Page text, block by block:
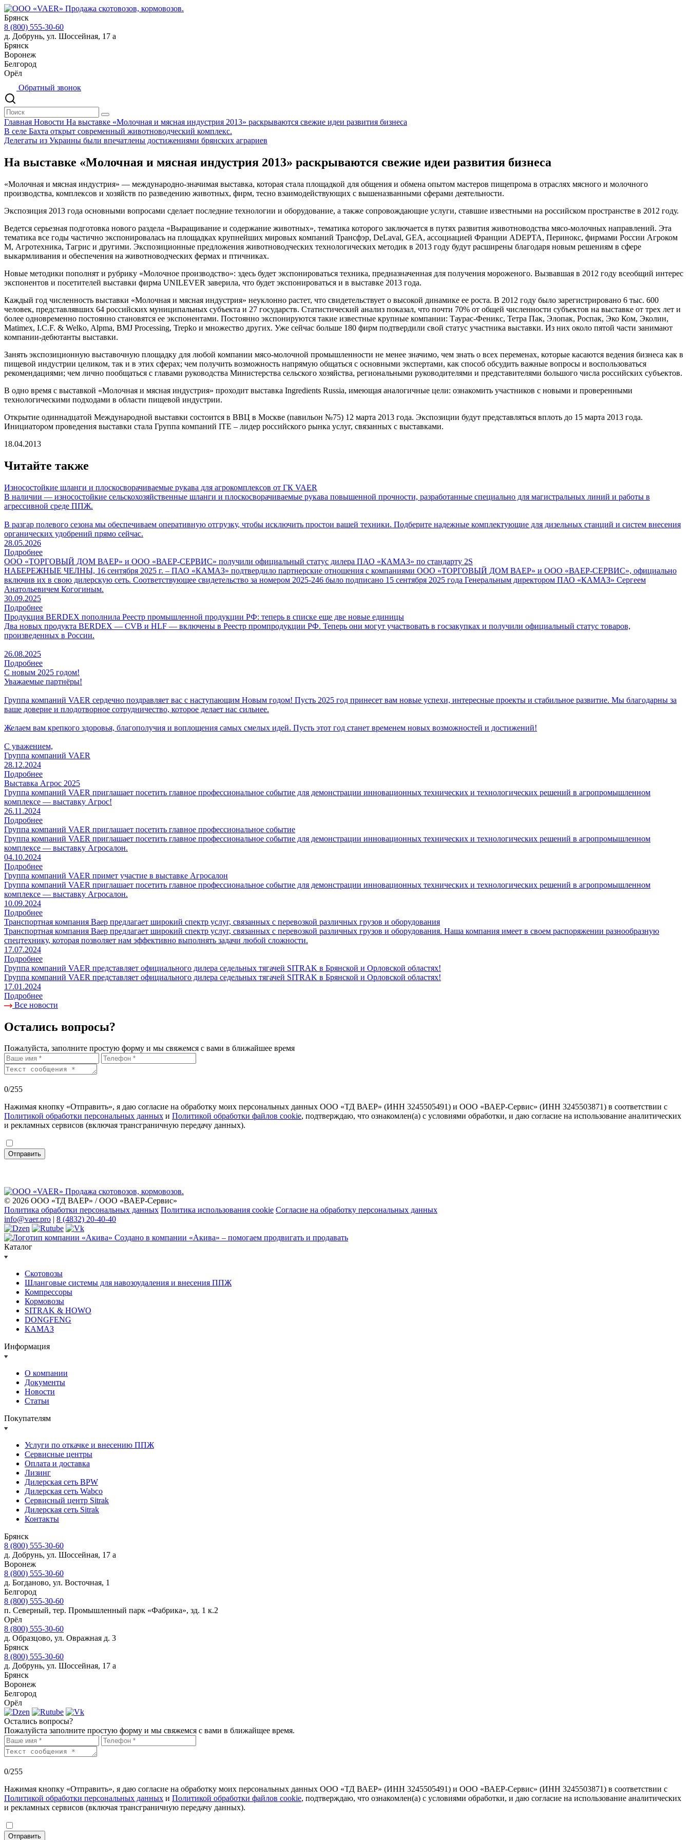
Брянск
8 (800) 555-30-60
д. Добрунь, ул. Шоссейная, 17 а
Брянск
Воронеж
Белгород
Орёл
Обратный звонок
Главная Новости На выставке «Молочная и мясная индустрия 2013» раскрываются свежие идеи развития бизнеса
В селе Бахта открыт современный животноводческий комплекс.
Делегаты из Украины были впечатлены достижениями брянских аграриев
На выставке «Молочная и мясная индустрия 2013» раскрываются свежие идеи развития бизнеса
«Молочная и мясная индустрия» — международно-значимая выставка, которая стала площадкой для общения и обмена опытом мастеров пищепрома в отраслях мясного и молочного
производства, комплексов и хозяйств по разведению животных, фирм, тесно взаимодействующих с вышеназванными сферами деятельности.
Экспозиция 2013 года основными вопросами сделает последние технологии и оборудование, а также сопровождающие услуги, ставшие известными на российском пространстве в 2012 году.
Ведется серьезная подготовка нового раздела «Выращивание и содержание животных», тематика которого заключается в путях развития животноводства мясо-молочных направлений. Эта
тематика все годы частично экспонировалась на площадках крупнейших мировых компаний Трансфэр, DeLaval, GEA, ассоциацией Франции ADEPTA, Перинокс, фирмами России Агроком
М, Агротехника, Тагрис и другими. Экспозиционные предложения животноводческих технологических методик в 2013 году будут расширены благодаря новым решениям в сфере
выкармливания и обеспечения на животноводческих фермах и птичниках.
Новые методики пополнят и рубрику «Молочное производство»: здесь будет экспонироваться техника, предназначенная для получения мороженого. Вызвавшая в 2012 году всеобщий интерес
экспонентов и посетителей выставки фирма UNILEVER заверила, что будет экспонироваться и в выставке 2013 года.
Каждый год численность выставки «Молочная и мясная индустрия» неуклонно растет, что свидетельствует о высокой динамике ее роста. В 2012 году было зарегистрировано 6 тыс. 600
человек, представлявших 64 российских муниципальных субъекта и 27 государств. Статистический анализ показал, что почти 70% от общей численности субъектов на выставке от трех лет и
более одновременно постоянно становятся ее экспонентами. Постоянно экспонируются такие известные крупные компании: Таурас-Феникс, Тетра Пак, Элопак, Роспак, Эко Ком, Эколин,
Matimex, I.C.F. & Welko, Alpma, BMJ Processing, Trepko и множество других. Уже сейчас больше 180 фирм подтвердили свой статус участника выставки. Из них около пятой части занимают
компании-дебютанты выставки.
Занять экспозиционную выставочную площадку для любой компании мясо-молочной промышленности не менее значимо, чем знать о всех переменах, которые касаются ведения бизнеса как в
пищевой индустрии целиком, так и в этих сферах; чем получить возможность напрямую общаться с основными экспертами, как способ обсудить важные вопросы и воспользоваться
рекомендациями; чем лично пообщаться с главами руководства Министерства сельского хозяйства, региональными руководителями и представителями большого числа российских субъектов.
В одно время с выставкой «Молочная и мясная индустрия» проходит выставка Ingredients Russia, имеющая аналогичные цели: ознакомить участников с новыми и проверенными
технологическими подходами в области пищевой индустрии.
Открытие одиннадцатой Международной выставки состоится в ВВЦ в Москве (павильон №75) 12 марта 2013 года. Экспозиции будут представляться вплоть до 15 марта 2013 года.
Инициатором проведения выставки стала Группа компаний ITE – лидер российского рынка услуг, связанных с выставками.
18.04.2013
Читайте также
Износостойкие шланги и плоскосворачиваемые рукава для агрокомплексов от ГК VAER
В наличии — износостойкие сельскохозяйственные шланги и плоскосворачиваемые рукава повышенной прочности, разработанные специально для магистральных линий и работы в
агрессивной среде ППЖ.
В разгар полевого сезона мы обеспечиваем оперативную отгрузку, чтобы исключить простои вашей техники. Подберите надежные комплектующие для дизельных станций и систем внесения
органических удобрений прямо сейчас.
28.05.2026
Подробнее
ООО «ТОРГОВЫЙ ДОМ ВАЕР» и ООО «ВАЕР-СЕРВИС» получили официальный статус дилера ПАО «КАМАЗ» по стандарту 2S
НАБЕРЕЖНЫЕ ЧЕЛНЫ, 16 сентября 2025 г. – ПАО «КАМАЗ» подтвердило партнерские отношения с компаниями ООО «ТОРГОВЫЙ ДОМ ВАЕР» и ООО «ВАЕР-СЕРВИС», официально
включив их в свою дилерскую сеть. Соответствующее свидетельство за номером 2025-246 было подписано 15 сентября 2025 года Генеральным директором ПАО «КАМАЗ» Сергеем
Анатольевичем Когогиным.
30.09.2025
Подробнее
Продукция BERDEX пополнила Реестр промышленной продукции РФ: теперь в списке еще две новые единицы
Два новых продукта BERDEX — CVB и HLF — включены в Реестр промпродукции РФ. Теперь они могут участвовать в госзакупках и получили официальный статус товаров,
произведенных в России.
26.08.2025
Подробнее
С новым 2025 годом!
Уважаемые партнёры!
Группа компаний VAER сердечно поздравляет вас с наступающим Новым годом! Пусть 2025 год принесет вам новые успехи, интересные проекты и стабильное развитие. Мы благодарны за
ваше доверие и плодотворное сотрудничество, которое делает нас сильнее.
Желаем вам крепкого здоровья, благополучия и воплощения самых смелых идей. Пусть этот год станет временем новых возможностей и достижений!
С уважением,
Группа компаний VAER
28.12.2024
Подробнее
Выставка Агрос 2025
Группа компаний VAER приглашает посетить главное профессиональное событие для демонстрации инновационных технических и технологических решений в агропромышленном
комплексе — выставку Агрос!
26.11.2024
Подробнее
Группа компаний VAER приглашает посетить главное профессиональное событие
Группа компаний VAER приглашает посетить главное профессиональное событие для демонстрации инновационных технических и технологических решений в агропромышленном
комплексе — выставку Агросалон.
04.10.2024
Подробнее
Группа компаний VAER примет участие в выставке Агросалон
Группа компаний VAER приглашает посетить главное профессиональное событие для демонстрации инновационных технических и технологических решений в агропромышленном
комплексе — выставку Агросалон.
10.09.2024
Подробнее
Транспортная компания Ваер предлагает широкий спектр услуг, связанных с перевозкой различных грузов и оборудования
Транспортная компания Ваер предлагает широкий спектр услуг, связанных с перевозкой различных грузов и оборудования. Наша компания имеет в своем распоряжении разнообразную
спецтехнику, которая позволяет нам эффективно выполнять задачи любой сложности.
17.07.2024
Подробнее
Группа компаний VAER представляет официального дилера седельных тягачей SITRAK в Брянской и Орловской областях!
Группа компаний VAER представляет официального дилера седельных тягачей SITRAK в Брянской и Орловской областях!
17.01.2024
Подробнее
Все новости
Остались вопросы?
Пожалуйста, заполните простую форму и мы свяжемся с вами в ближайшее время
0/255
Нажимая кнопку «Отправить», я даю согласие на обработку моих персональных данных ООО «ТД ВАЕР» (ИНН 3245505491) и ООО «ВАЕР-Сервис» (ИНН 3245503871) в соответствии с
Политикой обработки персональных данных и Политикой обработки файлов cookie, подтверждаю, что ознакомлен(а) с условиями обработки, и даю согласие на использование аналитических
и рекламных сервисов (включая трансграничную передачу данных).
Отправить
© 2026 ООО «ТД ВАЕР» / ООО «ВАЕР-Сервис»
Политика обработки персональных данных Политика использования cookie Согласие на обработку персональных данных
info@vaer.pro | 8 (4832) 20-40-40
Создано в компании «Акива» – помогаем продвигать и продавать
Каталог
Скотовозы
Шланговые системы для навозоудаления и внесения ППЖ
Компрессоры
Кормовозы
SITRAK & HOWO
DONGFENG
КАМАЗ
Информация
О компании
Документы
Новости
Статьи
Покупателям
Услуги по откачке и внесению ППЖ
Сервисные центры
Оплата и доставка
Лизинг
Дилерская сеть BPW
Дилерская сеть Wabco
Сервисный центр Sitrak
Дилерская сеть Sitrak
Контакты
Брянск
8 (800) 555-30-60
д. Добрунь, ул. Шоссейная, 17 а
Воронеж
8 (800) 555-30-60
д. Богданово, ул. Восточная, 1
Белгород
8 (800) 555-30-60
п. Северный, тер. Промышленный парк «Фабрика», зд. 1 к.2
Орёл
8 (800) 555-30-60
д. Образцово, ул. Овражная д. 3
Брянск
8 (800) 555-30-60
д. Добрунь, ул. Шоссейная, 17 а
Брянск
Воронеж
Белгород
Орёл
Остались вопросы?
Пожалуйста заполните простую форму и мы свяжемся с вами в ближайщее время.
0/255
Нажимая кнопку «Отправить», я даю согласие на обработку моих персональных данных ООО «ТД ВАЕР» (ИНН 3245505491) и ООО «ВАЕР-Сервис» (ИНН 3245503871) в соответствии с
Политикой обработки персональных данных и Политикой обработки файлов cookie, подтверждаю, что ознакомлен(а) с условиями обработки, и даю согласие на использование аналитических
и рекламных сервисов (включая трансграничную передачу данных).
Отправить